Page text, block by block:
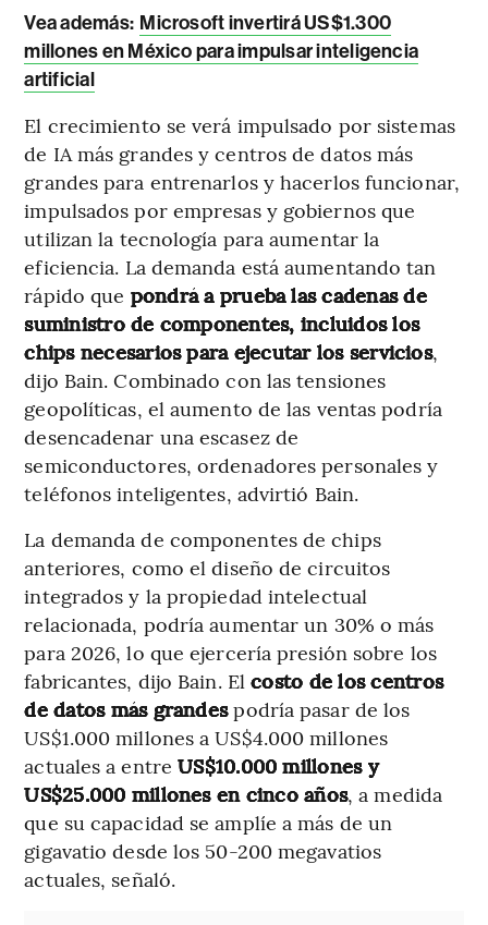
Vea además: Microsoft invertirá US$1.300
millones en México para impulsar inteligencia
artificial
El crecimiento se verá impulsado por sistemas
de IA más grandes y centros de datos más
grandes para entrenarlos y hacerlos funcionar,
impulsados por empresas y gobiernos que
utilizan la tecnología para aumentar la
eficiencia. La demanda está aumentando tan
rápido que pondrá a prueba las cadenas de
suministro de componentes, incluidos los
chips necesarios para ejecutar los servicios,
dijo Bain. Combinado con las tensiones
geopolíticas, el aumento de las ventas podría
desencadenar una escasez de
semiconductores, ordenadores personales y
teléfonos inteligentes, advirtió Bain.
La demanda de componentes de chips
anteriores, como el diseño de circuitos
integrados y la propiedad intelectual
relacionada, podría aumentar un 30% o más
para 2026, lo que ejercería presión sobre los
fabricantes, dijo Bain. El costo de los centros
de datos más grandespodría pasar de los
US$1.000 millones a US$4.000 millones
actuales a entreUS$10.000 millones y
US$25.000 millones en cinco años, a medida
que su capacidad se amplíe a más de un
gigavatio desde los 50-200 megavatios
actuales, señaló.